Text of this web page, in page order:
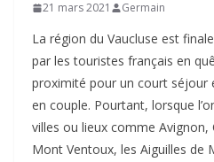
21 mars 2021 Germain
La région du Vaucluse est
par les touristes français en
proximité pour un court séjour
en couple. Pourtant, lorsque
villes ou lieux comme Avignon,
Mont Ventoux, les Aiguilles de